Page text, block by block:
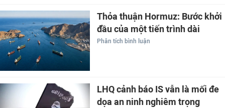
Thỏa thuận Hormuz: Bước khởi
đầu của một tiến trình dài
Phân tích bình luận
LHQ cảnh báo IS vẫn là mối đe
dọa an ninh nghiêm trọng